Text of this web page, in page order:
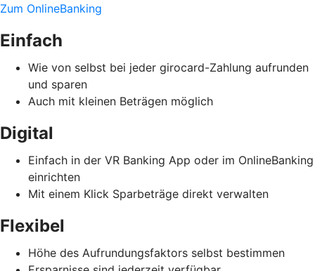
Zum OnlineBanking
Einfach
Wie von selbst bei jeder girocard-Zahlung aufrunden
und sparen
Auch mit kleinen Beträgen möglich
Digital
Einfach in der VR Banking App oder im OnlineBanking
einrichten
Mit einem Klick Sparbeträge direkt verwalten
Flexibel
Höhe des Aufrundungsfaktors selbst bestimmen